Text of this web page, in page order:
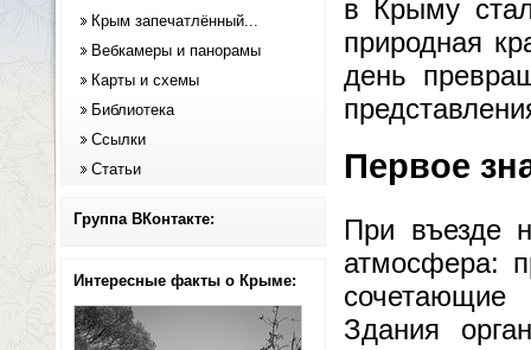
Крым запечатлённый...
Вебкамеры и панорамы
Карты и схемы
Библиотека
Ссылки
Статьи
Группа ВКонтакте:
Интересные факты о Крыме:
в Крыму
природная
день
Первое
При въезде
атмосфера:
Здания